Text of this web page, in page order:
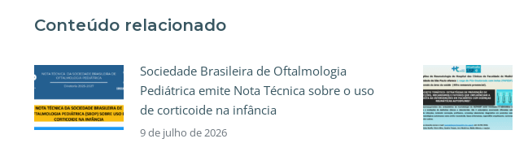
Conteúdo relacionado
Sociedade Brasileira de Oftalmologia
Pediátrica emite Nota Técnica sobre o uso
de corticoide na infância
9 de julho de 2026